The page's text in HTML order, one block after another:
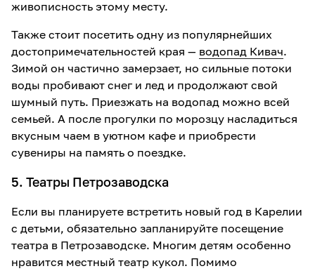
живописность этому месту.
Также стоит посетить одну из популярнейших
достопримечательностей края — водопад Кивач.
Зимой он частично замерзает, но сильные потоки
воды пробивают снег и лед и продолжают свой
шумный путь. Приезжать на водопад можно всей
семьей. А после прогулки по морозцу насладиться
вкусным чаем в уютном кафе и приобрести
сувениры на память о поездке.
5. Театры Петрозаводска
Если вы планируете встретить новый год в Карелии
с детьми, обязательно запланируйте посещение
театра в Петрозаводске. Многим детям особенно
нравится местный театр кукол. Помимо